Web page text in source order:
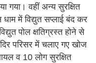
गया। वहीं अन्य सुरक्षित
धाम में विद्युत सप्लाई बंद कर
पोल क्षतिग्रस्त होने से
परिसर में चलाए गए खोज
व 10 लोग सुरक्षित